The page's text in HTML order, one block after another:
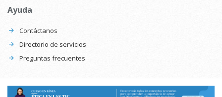
Ayuda
Contáctanos
Directorio de servicios
Preguntas frecuentes